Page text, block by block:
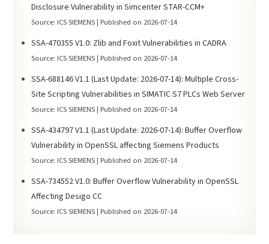
Disclosure Vulnerability in Simcenter STAR-CCM+
Source: ICS SIEMENS Published on 2026-07-14
SSA-470355 V1.0: Zlib and Foxit Vulnerabilities in CADRA
Source: ICS SIEMENS Published on 2026-07-14
SSA-688146 V1.1 (Last Update: 2026-07-14): Multiple Cross-
Site Scripting Vulnerabilities in SIMATIC S7 PLCs Web Server
Source: ICS SIEMENS Published on 2026-07-14
SSA-434797 V1.1 (Last Update: 2026-07-14): Buffer Overflow
Vulnerability in OpenSSL affecting Siemens Products
Source: ICS SIEMENS Published on 2026-07-14
SSA-734552 V1.0: Buffer Overflow Vulnerability in OpenSSL
Affecting Desigo CC
Source: ICS SIEMENS Published on 2026-07-14